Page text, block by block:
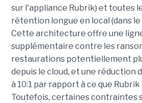
sur l'appliance Rubrik) et toutes
rétention longue en local (dans le
Cette architecture offre une
supplémentaire contre les
restaurations potentiellement
depuis le cloud, et une réduction
à 10:1 par rapport à ce que
Toutefois, certaines contraintes